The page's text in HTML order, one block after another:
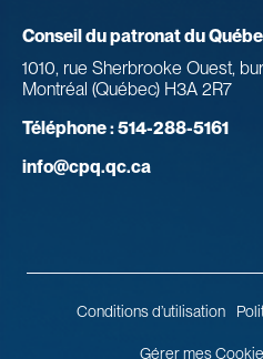
Conseil du patronat du
1010, rue Sherbrooke Ouest,
Montréal (Québec) H3A 2R7
Téléphone :514-288-5161
info@cpq.qc.ca
Conditions d’utilisation
Gérer mes